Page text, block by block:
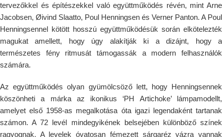
tervezőkkel és építészekkel való együttműködés révén, mint Arne
Jacobsen, Øivind Slaatto, Poul Henningsen és Verner Panton. A Poul
Henningsennel kötött hosszú együttműködésük során elkötelezték
magukat amellett, hogy úgy alakítják ki a dizájnt, hogy a
természetes fény ritmusát támogassák a modern felhasználók
számára.
Az együttműködés olyan gyümölcsöző lett, hogy Henningsennek
köszönheti a márka az ikonikus ‘PH Artichoke’ lámpamodellt,
amelyet első 1958-as megalkotása óta igazi legendaként tartanak
számon. A 72 levél mindegyikének belsejében különböző színek
ragyognak. A levelek óvatosan fémezett sárgaréz vázra vannak